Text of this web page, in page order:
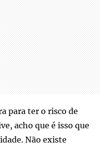
para ter o risco de
acho que é isso que
Não existe